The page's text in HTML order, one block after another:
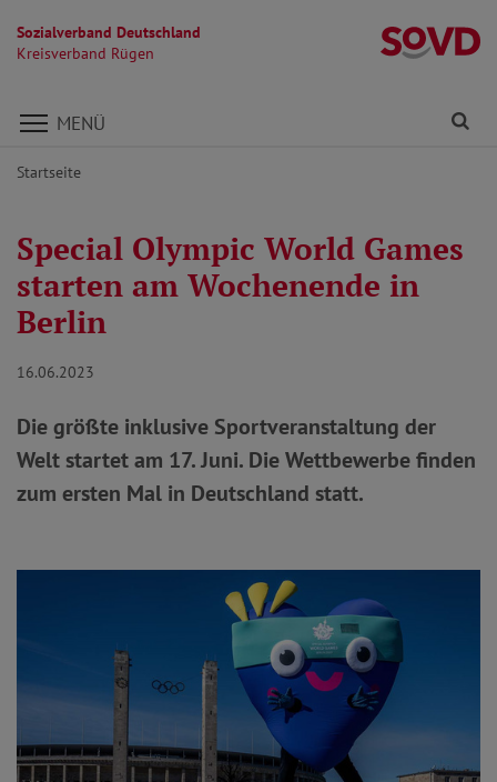
Sozialverband Deutschland
Kreisverband Rügen
Direkt zu den Inhalten springen
MENÜ
Startseite
Special Olympic World Games
starten am Wochenende in
Berlin
16.06.2023
Die größte inklusive Sportveranstaltung der
Welt startet am 17. Juni. Die Wettbewerbe finden
zum ersten Mal in Deutschland statt.